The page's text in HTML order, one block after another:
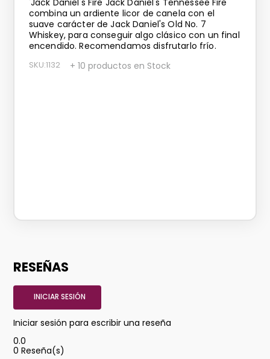
combina un ardiente licor de canela con el
suave carácter de Jack Daniel's Old No. 7
Whiskey, para conseguir algo clásico con un final
encendido. Recomendamos disfrutarlo frío.
SKU:1132 + 10 productos en Stock
RESEÑAS
INICIAR SESIÓN
Iniciar sesión para escribir una reseña
0.0
0 Reseña(s)
bouchon
reserva